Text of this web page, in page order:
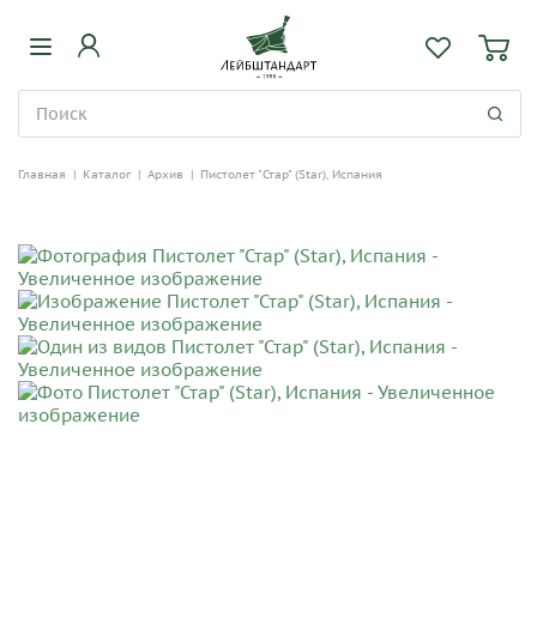
Главная | Каталог | Архив | Пистолет "Стар" (Star), Испания